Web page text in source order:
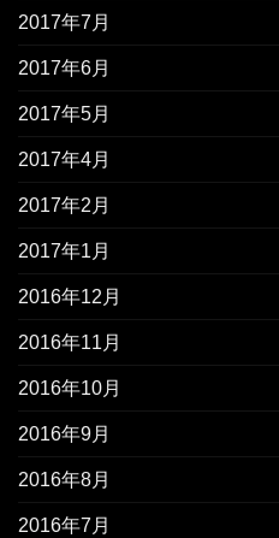
2017年7月
2017年6月
2017年5月
2017年4月
2017年2月
2017年1月
2016年12月
2016年11月
2016年10月
2016年9月
2016年8月
2016年7月